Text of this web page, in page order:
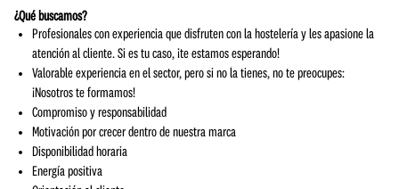
¿Qué buscamos?
Profesionales con experiencia que disfruten con la hostelería y les apasione la
atención al cliente. Si es tu caso, ¡te estamos esperando!
Valorable experiencia en el sector, pero si no la tienes, no te preocupes:
¡Nosotros te formamos!
Compromiso y responsabilidad
Motivación por crecer dentro de nuestra marca
Disponibilidad horaria
Energía positiva